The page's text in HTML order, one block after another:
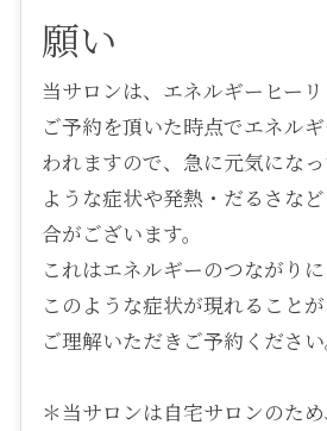
願い
当サロンは、エネルギーヒーリ
ご予約を頂いた時点でエネル
われますので、急に元気にな
ような症状や発熱・だるさな
合がございます。
これはエネルギーのつながりに
このような症状が現れること
ご理解いただきご予約ください
＊当サロンは自宅サロンのた